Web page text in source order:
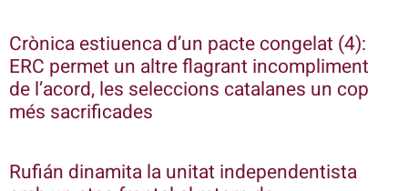
Crònica estiuenca d’un pacte congelat (4):
ERC permet un altre flagrant incompliment
de l’acord, les seleccions catalanes un cop
més sacrificades
Rufián dinamita la unitat independentista